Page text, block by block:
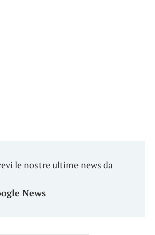
le nostre ultime news da
News